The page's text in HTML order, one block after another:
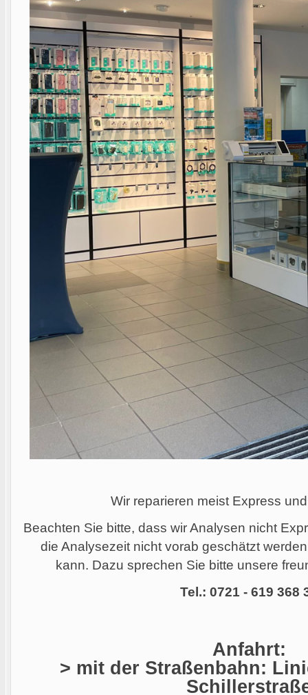
Wir reparieren meist Express
Beachten Sie bitte, dass wir Analysen nicht
die Analysezeit nicht vorab geschätzt
kann. Dazu sprechen Sie bitte unsere
Tel.: 0721 - 619 368
Anfahrt:
> mit der Straßenbahn: